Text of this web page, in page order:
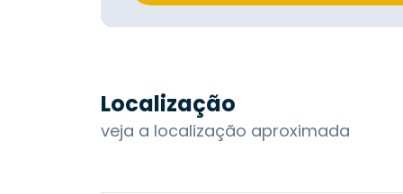
Localização
veja a localização aproximada